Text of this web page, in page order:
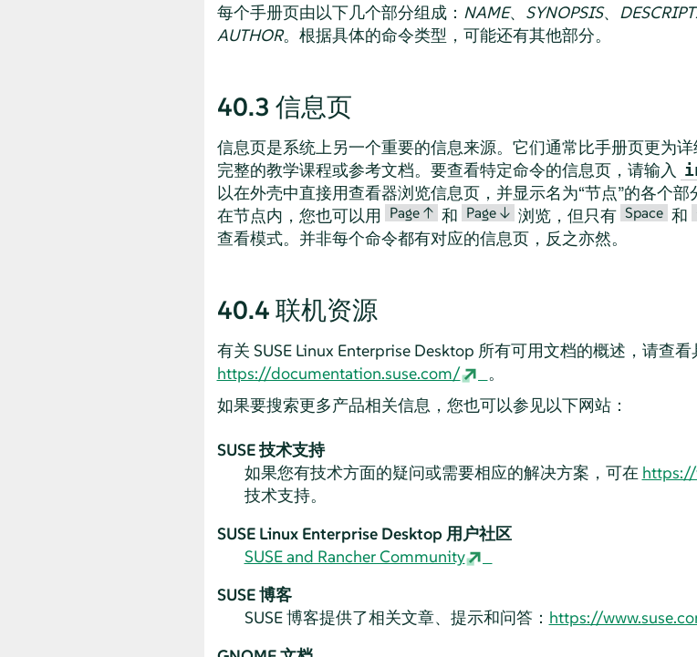
每个手册页由以下几个部分组成： NAME、 SYNOPSIS、
AUTHOR。根据具体的命令类型，可能还有其他部分。
40.3 信息页
信息页是系统上另一个重要的信息来源。它们通常比手册页更为
完整的教学课程或参考文档。要查看特定命令的信息页，请输入
以在外壳中直接用查看器浏览信息页，并显示名为“节点”的各个部
在节点内，您也可以用 Page ↑ 和 Page ↓ 浏览，但只有 Space 和
查看模式。并非每个命令都有对应的信息页，反之亦然。
40.4 联机资源
有关 SUSE Linux Enterprise Desktop 所有可用文档的概述，请查
https://documentation.suse.com/
。
如果要搜索更多产品相关信息，您也可以参见以下网站：
SUSE 技术支持
如果您有技术方面的疑问或需要相应的解决方案，可在
技术支持。
SUSE Linux Enterprise Desktop 用户社区
SUSE and Rancher Community
SUSE 博客
SUSE 博客提供了相关文章、提示和问答： https://